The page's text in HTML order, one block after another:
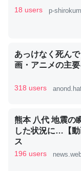
いる鋏角類（カブ
ずキチンを強化
類は苦労してる
ジになったり努力
─ニュース :: 【研究
いのか」に関する新
18 users p-
あっけなく死ん
画・アニメの主
318 users
熊本 八代 地震の
した状況に…【
ス
196 users